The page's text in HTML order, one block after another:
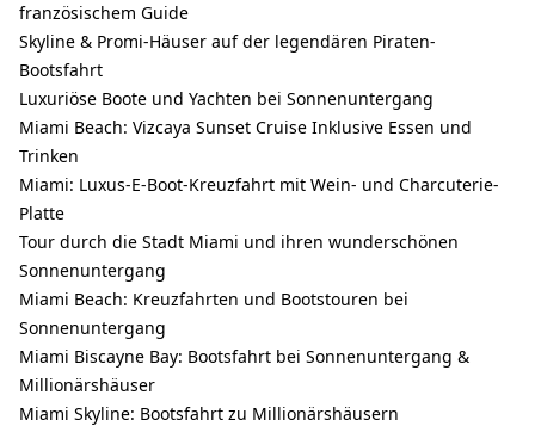
französischem Guide
Skyline & Promi-Häuser auf der legendären Piraten-
Bootsfahrt
Luxuriöse Boote und Yachten bei Sonnenuntergang
Miami Beach: Vizcaya Sunset Cruise Inklusive Essen und
Trinken
Miami: Luxus-E-Boot-Kreuzfahrt mit Wein- und Charcuterie-
Platte
Tour durch die Stadt Miami und ihren wunderschönen
Sonnenuntergang
Miami Beach: Kreuzfahrten und Bootstouren bei
Sonnenuntergang
Miami Biscayne Bay: Bootsfahrt bei Sonnenuntergang &
Millionärshäuser
Miami Skyline: Bootsfahrt zu Millionärshäusern